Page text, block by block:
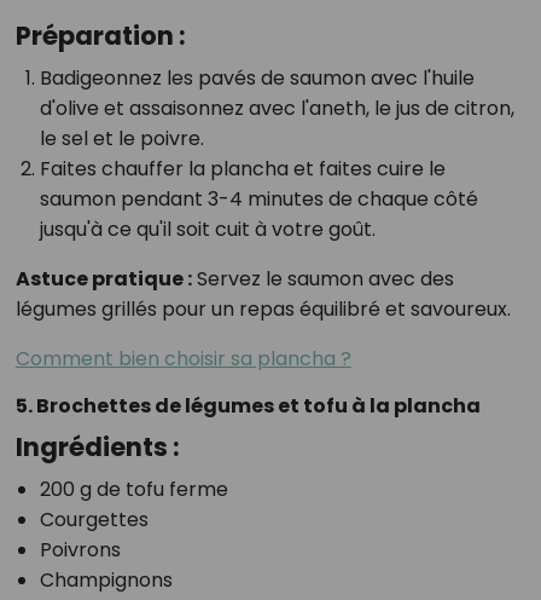
Préparation :
Badigeonnez les pavés de saumon avec l'huile
d'olive et assaisonnez avec l'aneth, le jus de citron,
le sel et le poivre.
Faites chauffer la plancha et faites cuire le
saumon pendant 3-4 minutes de chaque côté
jusqu'à ce qu'il soit cuit à votre goût.
Astuce pratique :Servez le saumon avec des
légumes grillés pour un repas équilibré et savoureux.
Comment bien choisir sa plancha ?
5. Brochettes de légumes et tofu à la plancha
Ingrédients :
200 g de tofu ferme
Courgettes
Poivrons
Champignons